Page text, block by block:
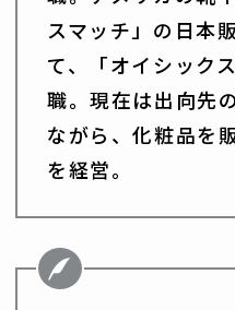
スマッチ」の日本
て、「オイシック
職。現在は出向先
ながら、化粧品を
を経営。